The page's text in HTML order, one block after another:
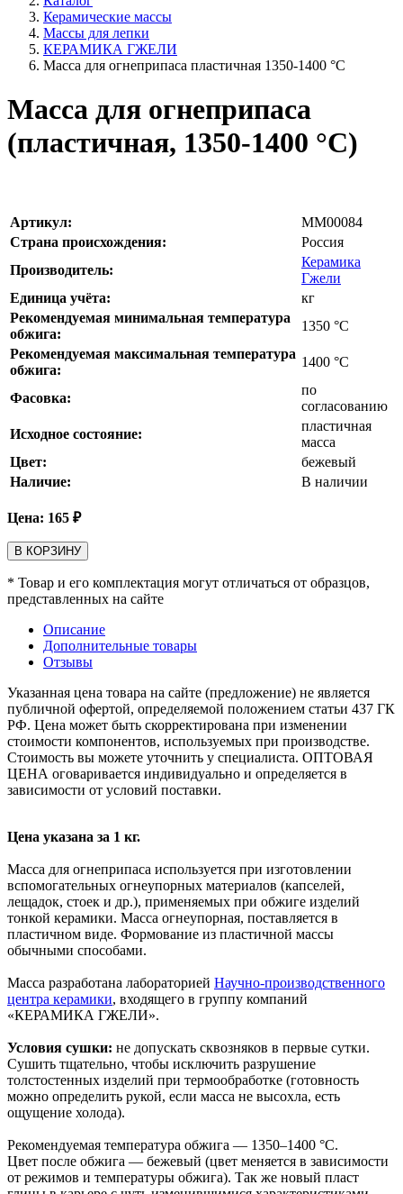
Керамические массы
Массы для лепки
КЕРАМИКА ГЖЕЛИ
Масса для огнеприпаса пластичная 1350-1400 °C
Масса для огнеприпаса
(пластичная, 1350-1400 °C)
Артикул:
MM00084
Страна происхождения:
Россия
Производитель:
Керамика
Гжели
Единица учёта:
кг
Рекомендуемая минимальная температура
обжига:
1350 °С
Рекомендуемая максимальная температура
обжига:
1400 °С
Фасовка:
по
согласованию
Исходное состояние:
пластичная
масса
Цвет:
бежевый
Наличие:
В наличии
Цена: 165 ₽
В КОРЗИНУ
* Товар и его комплектация могут отличаться от образцов,
представленных на сайте
Описание
Дополнительные товары
Отзывы
Указанная цена товара на сайте (предложение) не является
публичной офертой, определяемой положением статьи 437 ГК
РФ. Цена может быть скорректирована при изменении
стоимости компонентов, используемых при производстве.
Стоимость вы можете уточнить у специалиста. ОПТОВАЯ
ЦЕНА оговаривается индивидуально и определяется в
зависимости от условий поставки.
Цена указана за 1 кг.
Масса для огнеприпаса используется при изготовлении
вспомогательных огнеупорных материалов (капселей,
лещадок, стоек и др.), применяемых при обжиге изделий
тонкой керамики. Масса огнеупорная, поставляется в
пластичном виде. Формование из пластичной массы
обычными способами.
Масса разработана лабораторией Научно-производственного
центра керамики, входящего в группу компаний
«КЕРАМИКА ГЖЕЛИ».
Условия сушки: не допускать сквозняков в первые сутки.
Сушить тщательно, чтобы исключить разрушение
толстостенных изделий при термообработке (готовность
можно определить рукой, если масса не высохла, есть
ощущение холода).
Рекомендуемая температура обжига — 1350–1400 °С.
Цвет после обжига — бежевый (цвет меняется в зависимости
от режимов и температуры обжига). Так же новый пласт